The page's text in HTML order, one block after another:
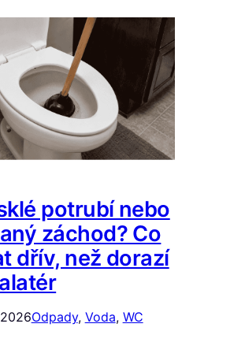
potrubí nebo
záchod? Co
dřív, než dorazí
Odpady, Voda, WC